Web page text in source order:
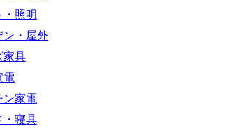
・照明
ン・屋外
家具
電
ン家電
・寝具